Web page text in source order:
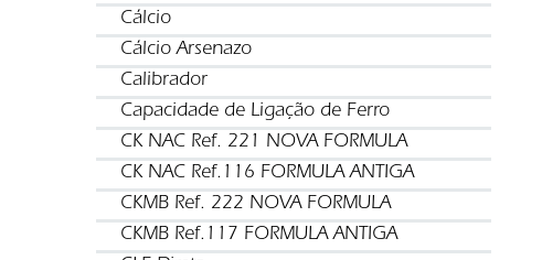
Cálcio
Cálcio Arsenazo
Calibrador
Capacidade de Ligação de Ferro
CK NAC Ref. 221 NOVA FORMULA
CK NAC Ref.116 FORMULA ANTIGA
CKMB Ref. 222 NOVA FORMULA
CKMB Ref.117 FORMULA ANTIGA